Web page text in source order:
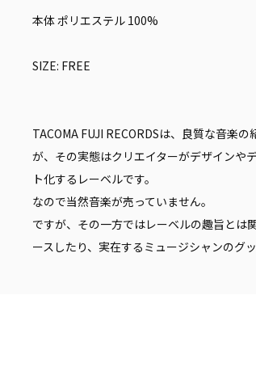
本体 ポリエステル 100%
SIZE: FREE
TACOMA FUJI RECORDSは、良質な音楽の
が、その実態はクリエイターがデザインや
ト化するレーベルです。
なので当然音楽が売っていません。
ですが、その一方ではレーベルの趣旨とは
ースしたり、実在するミュージシャンのグ